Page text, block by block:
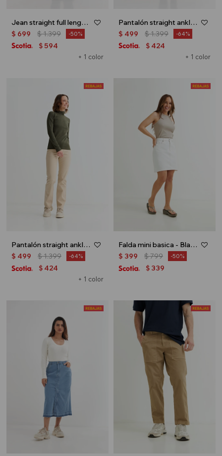
Jean straight full length - Jean medio
+ 1 color
$ 699 $1.399 50
$ 594
Pantalón straight ankle length - Negro
+ 1 color
$ 499 $1.399 64
$ 424
Pantalón straight ankle length - Beige
+ 1 color
$ 499 $1.399 64
$ 424
Falda mini basica - Blanco
$ 399 $799 50
$ 339